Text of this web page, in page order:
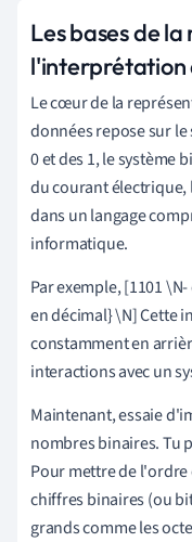
Les bases de
l'interprétation
Le cœur de la
données repose sur
0 et des 1, le système
du courant
dans un langage
informatique.
Par exemple, [1101
en décimal} \N] Cette
constamment en
interactions avec un
Maintenant, essaie
nombres binaires. Tu
Pour mettre de l'ordre
chiffres binaires (ou
grands comme les